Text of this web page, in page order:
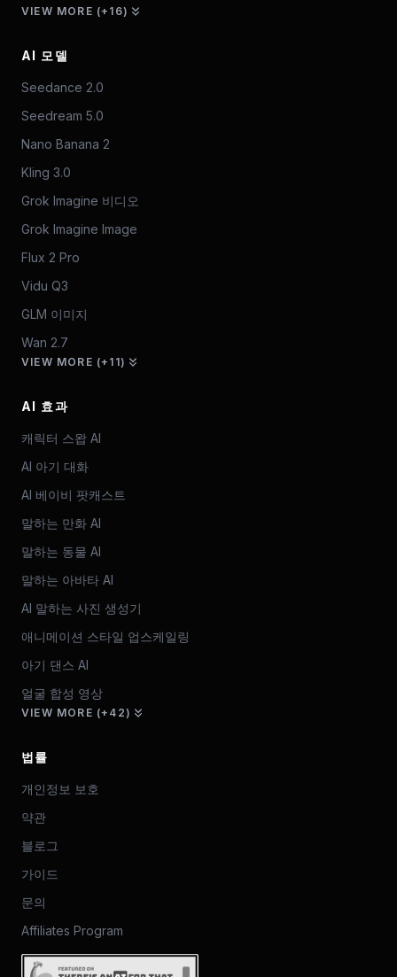
VIEW MORE (+16)
AI 모델
Seedance 2.0
Seedream 5.0
Nano Banana 2
Kling 3.0
Grok Imagine 비디오
Grok Imagine Image
Flux 2 Pro
Vidu Q3
GLM 이미지
Wan 2.7
VIEW MORE (+11)
AI 효과
캐릭터 스왑 AI
AI 아기 대화
AI 베이비 팟캐스트
말하는 만화 AI
말하는 동물 AI
말하는 아바타 AI
AI 말하는 사진 생성기
애니메이션 스타일 업스케일링
아기 댄스 AI
얼굴 합성 영상
VIEW MORE (+42)
법률
개인정보 보호
약관
블로그
가이드
문의
Affiliates Program